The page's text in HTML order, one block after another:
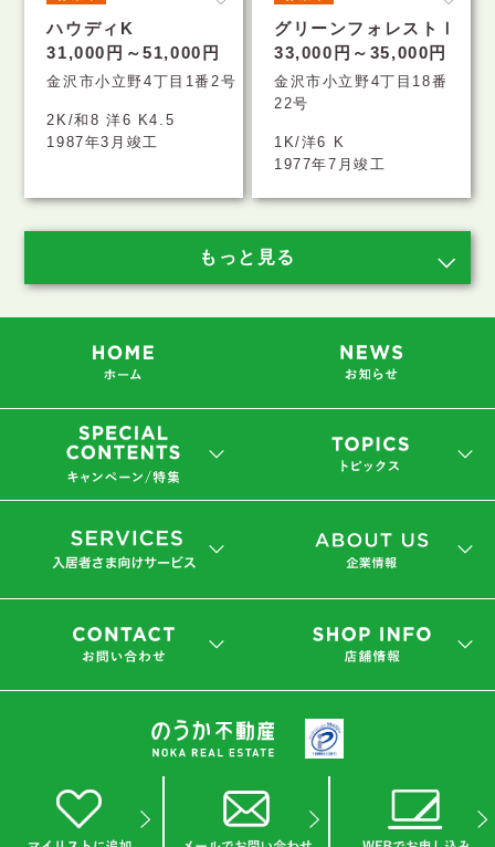
ハウディK
31,000円～51,000円
金沢市小立野4丁目1番2号
2K/和8 洋6 K4.5
1987年3月竣工
グリーンフォレストⅠ
33,000円～35,000円
金沢市小立野4丁目18番
22号
1K/洋6 K
1977年7月竣工
プライバシーポリシー
(C) 2019 NOKA REAL ESTATE Co.,Ltd.